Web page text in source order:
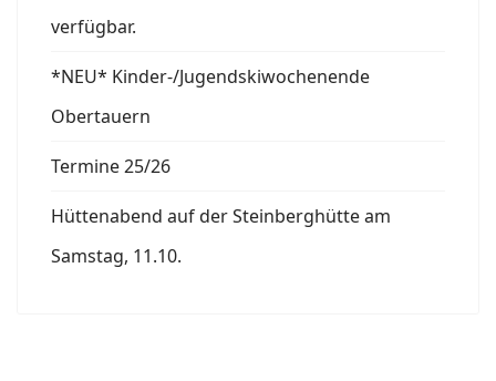
verfügbar.
*NEU* Kinder-/Jugendskiwochenende
Obertauern
Termine 25/26
Hüttenabend auf der Steinberghütte am
Samstag, 11.10.